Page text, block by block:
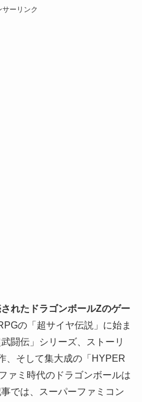
サーリンク
れたドラゴンボールZのゲー
の「超サイヤ伝説」に始ま
闘伝」シリーズ、ストーリ
、そして集大成の「HYPER
ァミ時代のドラゴンボールは
では、スーパーファミコン